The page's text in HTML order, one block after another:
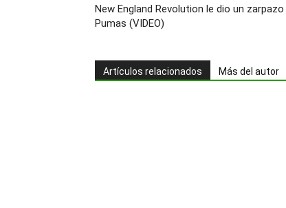
New England Revolution le dio un zarpazo
Pumas (VIDEO)
Artículos relacionados Más del autor